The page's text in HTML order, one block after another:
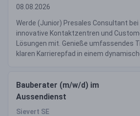
08.08.2026
Werde (Junior) Presales Consultant
innovative Kontaktzentren und
Lösungen mit. Genieße umfassendes
klaren Karrierepfad in einem
Bauberater (m/w/d) im
Aussendienst
Sievert SE